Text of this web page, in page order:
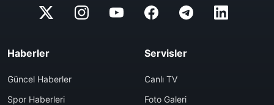
Haberler
Güncel Haberler
Spor Haberleri
Servisler
Canlı TV
Foto Galeri